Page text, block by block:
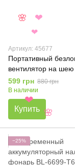
Артикул: 45677
Портативный
вентилятор на шею
Portable Hanging
599 грн 880 грн
В наличии
Купить
−25%
❤
🌸 ❤
🌸
❤